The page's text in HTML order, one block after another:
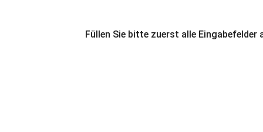
Füllen Sie bitte zuerst alle Eingabefelder